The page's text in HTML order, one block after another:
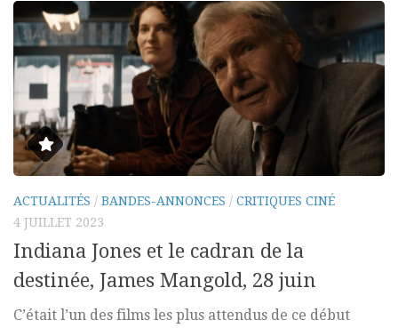
ACTUALITÉS / BANDES-ANNONCES / CRITIQUES CINÉ
4 JUILLET 2023
Indiana Jones et le cadran de la
destinée, James Mangold, 28 juin
C’était l’un des films les plus attendus de ce début